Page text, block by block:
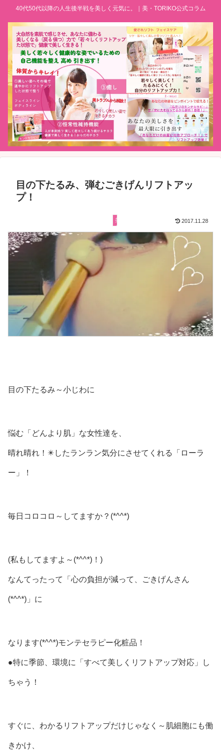
40代50代以降の人生後半戦を美しく元気に。｜美・TORIKO公式コラム
目の下たるみ、弾むごきげんリフトアッ
プ！
美ブログ 2017.11.28
目の下たるみ～小じわに
悩む「どんより肌」な女性達を、
晴れ晴れ！✴️したランラン気分にさせてくれる「ローラ
ー」！
毎日コロコロ～してますか？(*^^*)
(私もしてますよ～(*^^*)！)
なんてったって「心の負担が減って、ごきげんさん
(*^^*)」に
なります(*^^*)モンテセラピー化粧品！
●特に季節、環境に「すべて美しくリフトアップ対応」し
ちゃう！
すぐに、わかるリフトアップだけじゃなく～肌細胞にも働
きかけ、